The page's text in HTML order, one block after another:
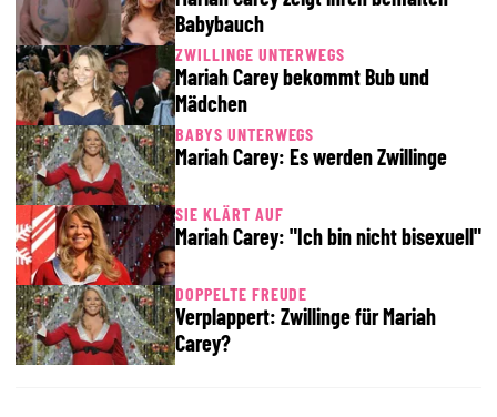
Babybauch
ZWILLINGE UNTERWEGS
Mariah Carey bekommt Bub und
Mädchen
BABYS UNTERWEGS
Mariah Carey: Es werden Zwillinge
SIE KLÄRT AUF
Mariah Carey: "Ich bin nicht bisexuell"
DOPPELTE FREUDE
Verplappert: Zwillinge für Mariah
Carey?